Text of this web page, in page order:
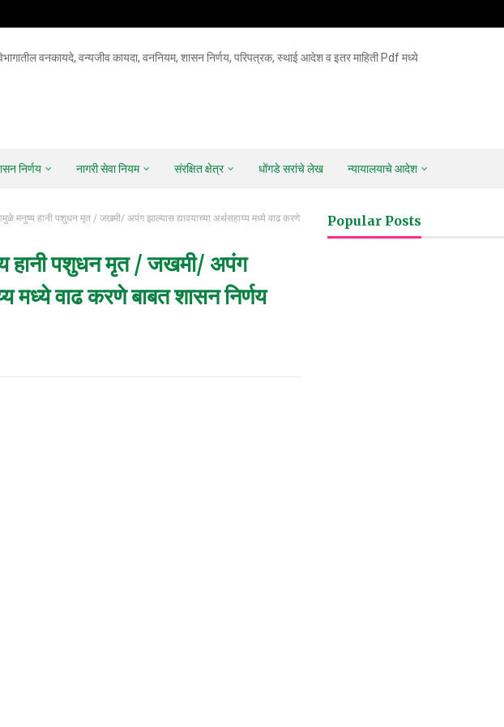
वनकायदे, वन्यजीव कायदा, वननियम, शासन निर्णय, परिपत्रक, स्थाई आदेश व इतर माहिती Pdf मध्ये
निर्णय नागरी सेवा नियम संरक्षित क्षेत्र धोंगडे सरांचे लेख न्यायालयाचे आदेश
मनुष्य हानी पशुधन मृत / जखमी/ अपंग झाल्यास द्यावयाच्या अर्थसहाय्य मध्ये वाढ करणे
हानी पशुधन मृत / जखमी/ अपंग
मध्ये वाढ करणे बाबत शासन निर्णय
Popular Posts